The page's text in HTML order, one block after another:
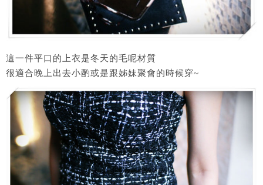
這一件平口的上衣是冬天的毛呢材質
很適合晚上出去小酌或是跟姊妹聚會的時候穿~